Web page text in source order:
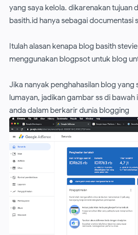
yang saya kelola. dikarenakan tujuan
basith.id hanya sebagai documentasi
Itulah alasan kenapa blog basith
menggunakan blogpsot untuk blog
Jika nanyak penghahasilan blog yang
lumayan, jadikan gambar ss di
anda dalam berkarir dunia blogging